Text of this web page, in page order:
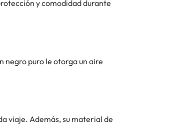
y comodidad durante
negro puro le otorga un aire
viaje. Además, su material de